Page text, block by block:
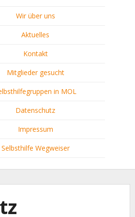
Wir über uns
Aktuelles
Kontakt
Mitglieder gesucht
in MOL
Datenschutz
Impressum
Selbsthilfe Wegweiser